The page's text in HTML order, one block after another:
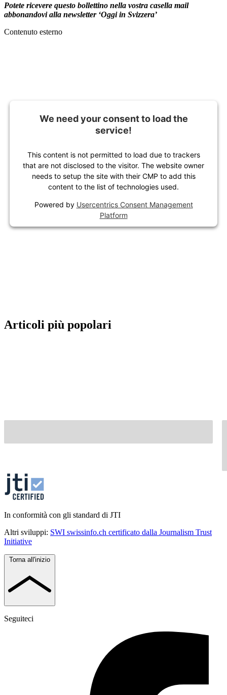
Potete ricevere questo bollettino nella vostra casella mail
abbonandovi alla newsletter ‘Oggi in Svizzera’
Contenuto esterno
We need your consent to load the
service!
This content is not permitted to load due to trackers
that are not disclosed to the visitor. The website owner
needs to setup the site with their CMP to add this
content to the list of technologies used.
Powered by Usercentrics Consent Management
Platform
Articoli più popolari
In conformità con gli standard di JTI
Altri sviluppi: SWI swissinfo.ch certificato dalla Journalism Trust
Initiative
Torna all'inizio
Seguiteci